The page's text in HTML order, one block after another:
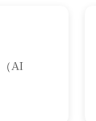
AI